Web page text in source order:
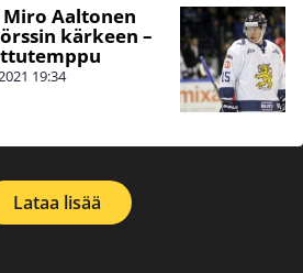
Aaltonen
kärkeen –
19:34
Lataa lisää